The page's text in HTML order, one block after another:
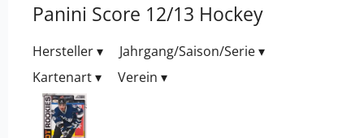
Panini Score 12/13 Hockey
Hersteller▾ Jahrgang/Saison/Serie▾
Kartenart▾ Verein ▾